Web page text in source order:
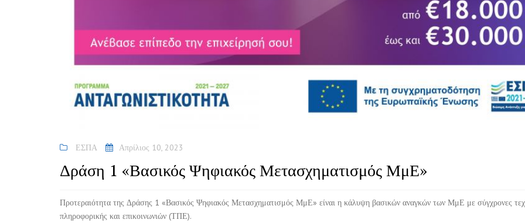
ΕΣΠΑ Απρίλιος 10, 2023
Δράση 1 «Βασικός Ψηφιακός Μετασχηματισμός ΜμΕ»
Προτεραιότητα της Δράσης 1 «Βασικός Ψηφιακός Μετασχηματισμός ΜμΕ» είναι η κάλυψη βασικών αναγκών των ΜμΕ με σύγχρονες
πληροφορικής και επικοινωνιών (ΤΠΕ).